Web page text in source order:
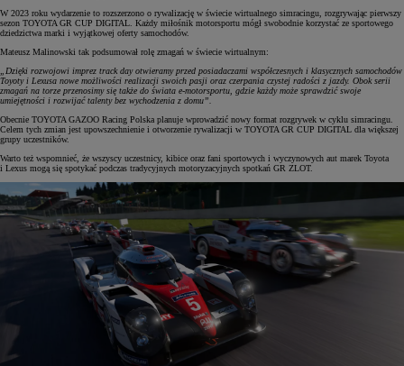
W 2023 roku wydarzenie to rozszerzono o rywalizację w świecie wirtualnego simracingu, rozgrywając pierwszy
sezon TOYOTA GR CUP DIGITAL. Każdy miłośnik motorsportu mógł swobodnie korzystać ze sportowego
dziedzictwa marki i wyjątkowej oferty samochodów.
Mateusz Malinowski tak podsumował rolę zmagań w świecie wirtualnym:
„Dzięki rozwojowi imprez track day otwieramy przed posiadaczami współczesnych i klasycznych samochodów
Toyoty i Lexusa nowe możliwości realizacji swoich pasji oraz czerpania czystej radości z jazdy. Obok serii
zmagań na torze przenosimy się także do świata e-motorsportu, gdzie każdy może sprawdzić swoje
umiejętności i rozwijać talenty bez wychodzenia z domu”.
Obecnie TOYOTA GAZOO Racing Polska planuje wprowadzić nowy format rozgrywek w cyklu simracingu.
Celem tych zmian jest upowszechnienie i otworzenie rywalizacji w TOYOTA GR CUP DIGITAL dla większej
grupy uczestników.
Warto też wspomnieć, że wszyscy uczestnicy, kibice oraz fani sportowych i wyczynowych aut marek Toyota
i Lexus mogą się spotykać podczas tradycyjnych motoryzacyjnych spotkań GR ZLOT.